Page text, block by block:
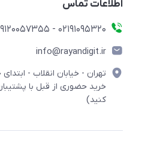
اطلاعات تماس
۰۲۱91095320 - 09120057355 - 09915561288
info@rayandigit.ir
تهران - خیابان انقلاب -
خرید حضوری از قبل با
کنید)